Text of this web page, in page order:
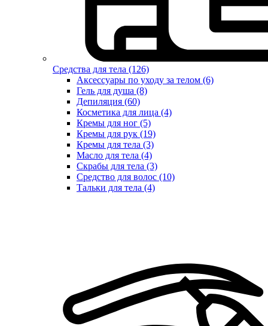
Средства для тела (126)
Аксессуары по уходу за телом (6)
Гель для душа (8)
Депиляция (60)
Косметика для лица (4)
Кремы для ног (5)
Кремы для рук (19)
Кремы для тела (3)
Масло для тела (4)
Скрабы для тела (3)
Средство для волос (10)
Тальки для тела (4)